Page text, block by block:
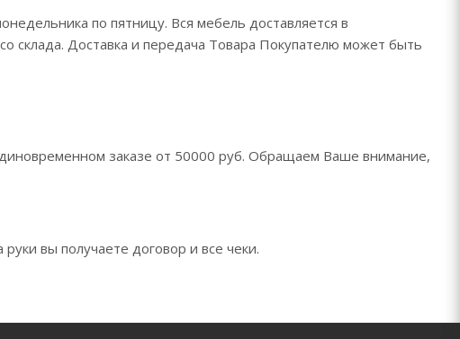
по пятницу. Вся мебель доставляется в
склада. Доставка и передача Товара Покупателю может быть
заказе от 50000 руб. Обращаем Ваше внимание,
вы получаете договор и все чеки.